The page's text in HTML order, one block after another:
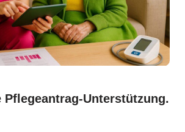
Pflegeantrag-Unterstützung.